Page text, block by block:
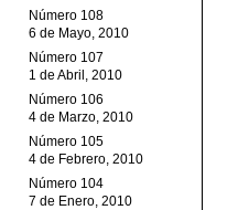
Número 108
6 de Mayo, 2010
Número 107
1 de Abril, 2010
Número 106
4 de Marzo, 2010
Número 105
4 de Febrero, 2010
Número 104
7 de Enero, 2010